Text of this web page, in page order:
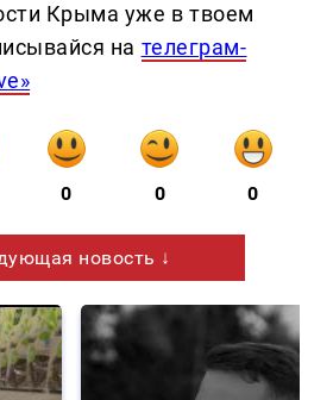
Крыма уже в твоем
на телеграм-
0 0 0
новость ↓